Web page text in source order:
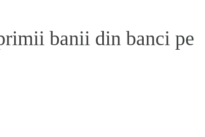
banii din banci pe